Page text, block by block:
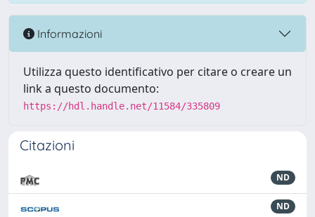
Informazioni
Utilizza questo identificativo per citare o creare un
link a questo documento:
https://hdl.handle.net/11584/335809
Citazioni
ND
ND